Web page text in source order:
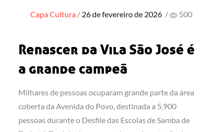
CapaCultura Posted
26 de fevereiro de 2026 / 500
Renascer da Vila São José é
a grande campeã
Milhares de pessoas ocuparam grande parte da área
coberta da Avenida do Povo, destinada a 5.900
pessoas durante o Desfile das Escolas de Samba de